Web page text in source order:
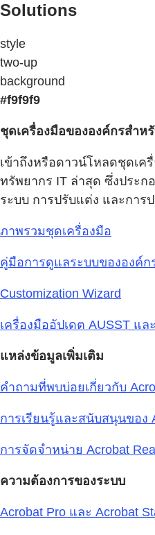
Solutions
style
two-up
background
#f9f9f9
ชุดเครื่องมือขององค์กรสำห
เข้าถึงหรือดาวน์โหลดชุดเค
ทรัพยากร IT ล่าสุด ซึ่งประก
ระบบ การปรับแต่ง และการ
ภาพรวมชุดเครื่องมือ
คู่มือการดูแลระบบขององค์ก
Customization Wizard
เครื่องมืออัปเดต AUSST แล
แหล่งข้อมูลเพิ่มเติม
คำถามที่พบบ่อยเกี่ยวกับ
การเรียนรู้และสนับสนุนของ
การจัดจำหน่าย Acrobat
ความต้องการของระบบ
Acrobat Pro และ Acrobat